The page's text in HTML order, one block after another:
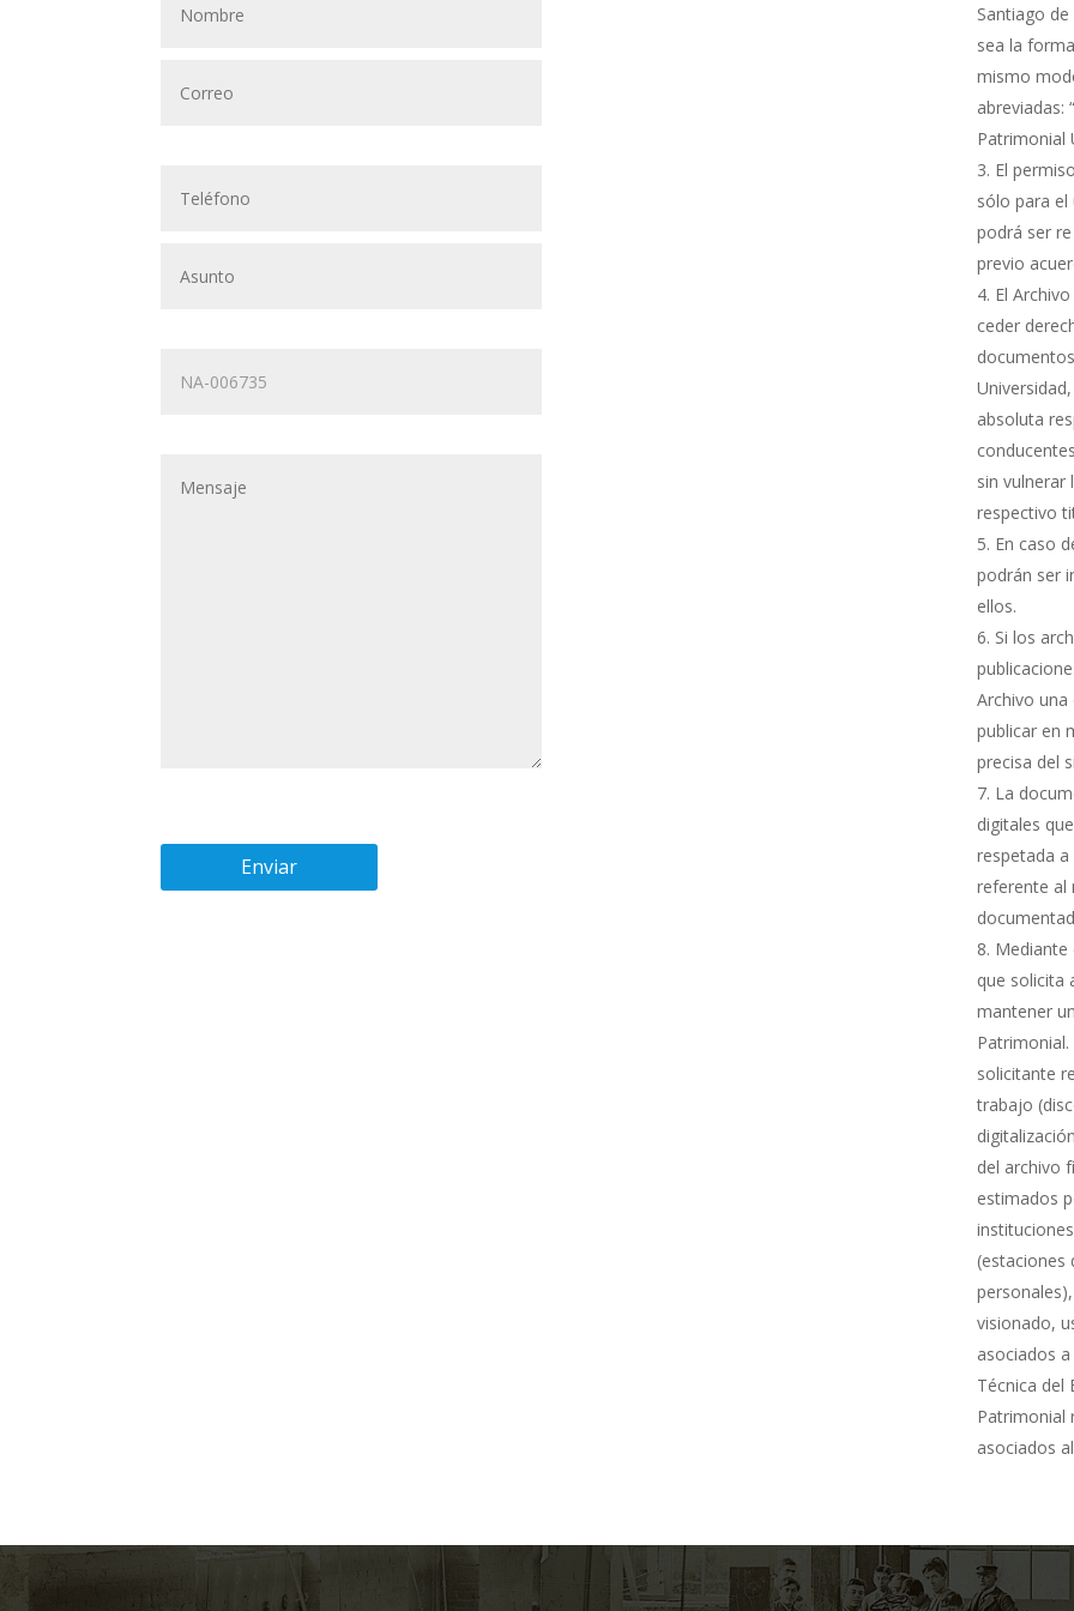
Santiago
sea la
mismo
abreviadas:
Patrimonial
El
sólo para
podrá ser
previo
El
ceder
absoluta
sin vulnerar
respectivo
En caso
podrán ser
ellos.
Si los
Archivo
publicar en
precisa del
La
digitales
respetada
referente al
que solicita
mantener
solicitante
trabajo
del archivo
estimados
(estaciones
visionado,
asociados
Técnica del
Patrimonial
asociados